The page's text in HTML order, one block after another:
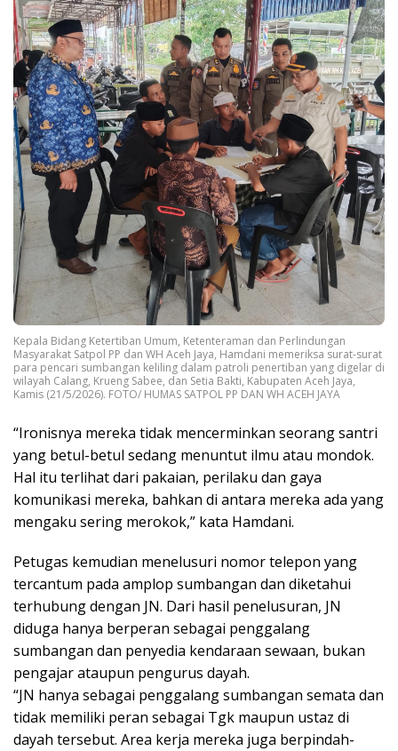
Kepala Bidang Ketertiban Umum, Ketenteraman dan Perlindungan
Masyarakat Satpol PP dan WH Aceh Jaya, Hamdani memeriksa surat-surat
para pencari sumbangan keliling dalam patroli penertiban yang digelar di
wilayah Calang, Krueng Sabee, dan Setia Bakti, Kabupaten Aceh Jaya,
Kamis (21/5/2026). FOTO/ HUMAS SATPOL PP DAN WH ACEH JAYA
“Ironisnya mereka tidak mencerminkan seorang santri
yang betul-betul sedang menuntut ilmu atau mondok.
Hal itu terlihat dari pakaian, perilaku dan gaya
komunikasi mereka, bahkan di antara mereka ada yang
mengaku sering merokok,” kata Hamdani.
Petugas kemudian menelusuri nomor telepon yang
tercantum pada amplop sumbangan dan diketahui
terhubung dengan JN. Dari hasil penelusuran, JN
diduga hanya berperan sebagai penggalang
sumbangan dan penyedia kendaraan sewaan, bukan
pengajar ataupun pengurus dayah.
“JN hanya sebagai penggalang sumbangan semata dan
tidak memiliki peran sebagai Tgk maupun ustaz di
dayah tersebut. Area kerja mereka juga berpindah-